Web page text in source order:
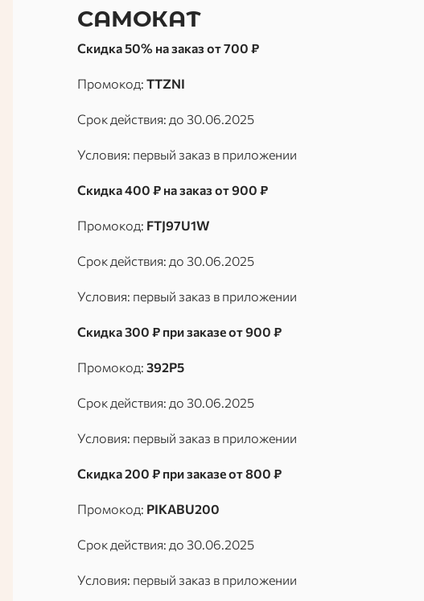
САМОКАТ
Скидка 50% на заказ от 700 ₽
Промокод: TTZNI
Срок действия: до 30.06.2025
Условия: первый заказ в приложении
Скидка 400 ₽ на заказ от 900 ₽
Промокод: FTJ97U1W
Срок действия: до 30.06.2025
Условия: первый заказ в приложении
Скидка 300 ₽ при заказе от 900 ₽
Промокод: 392P5
Срок действия: до 30.06.2025
Условия: первый заказ в приложении
Скидка 200 ₽ при заказе от 800 ₽
Промокод: PIKABU200
Срок действия: до 30.06.2025
Условия: первый заказ в приложении